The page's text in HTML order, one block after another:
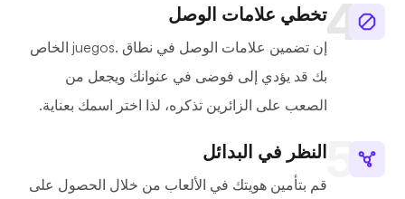
تخطي علامات الوصل
إن تضمين علامات الوصل في نطاق .juegos الخاص
بك قد يؤدي إلى فوضى في عنوانك ويجعل من
الصعب على الزائرين تذكره، لذا اختر اسمك بعناية.
النظر في البدائل
قم بتأمين هويتك في الألعاب من خلال الحصول على